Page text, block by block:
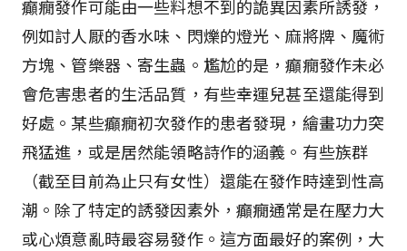
癲癇發作可能由一些料想不到的詭異因素所誘發，
例如討人厭的香水味、閃爍的燈光、麻將牌、魔術
方塊、管樂器、寄生蟲。尷尬的是，癲癇發作未必
會危害患者的生活品質，有些幸運兒甚至還能得到
好處。某些癲癇初次發作的患者發現，繪畫功力突
飛猛進，或是居然能領略詩作的涵義。有些族群
（截至目前為止只有女性）還能在發作時達到性高
潮。除了特定的誘發因素外，癲癇通常是在壓力大
或心煩意亂時最容易發作。這方面最好的案例，大